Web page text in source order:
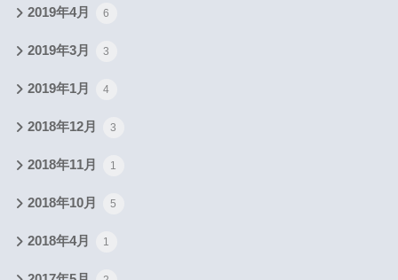
2019年4月 6
2019年3月 3
2019年1月 4
2018年12月 3
2018年11月 1
2018年10月 5
2018年4月 1